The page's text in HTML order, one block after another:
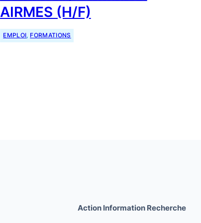
AIRMES (H/F)
EMPLOI, FORMATIONS
Action Information Recherche